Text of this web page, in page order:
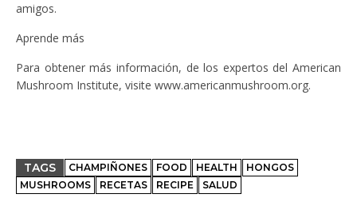
amigos.
Aprende más
Para obtener más información, de los expertos del American
Mushroom Institute, visite www.americanmushroom.org.
TAGS CHAMPIÑONES FOOD HEALTH
HONGOS
MUSHROOMS
RECETAS RECIPE SALUD